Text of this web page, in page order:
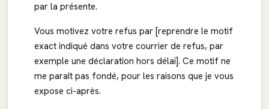
par la présente.
Vous motivez votre refus par [reprendre le motif
exact indiqué dans votre courrier de refus, par
exemple une déclaration hors délai]. Ce motif ne
me paraît pas fondé, pour les raisons que je vous
expose ci-après.